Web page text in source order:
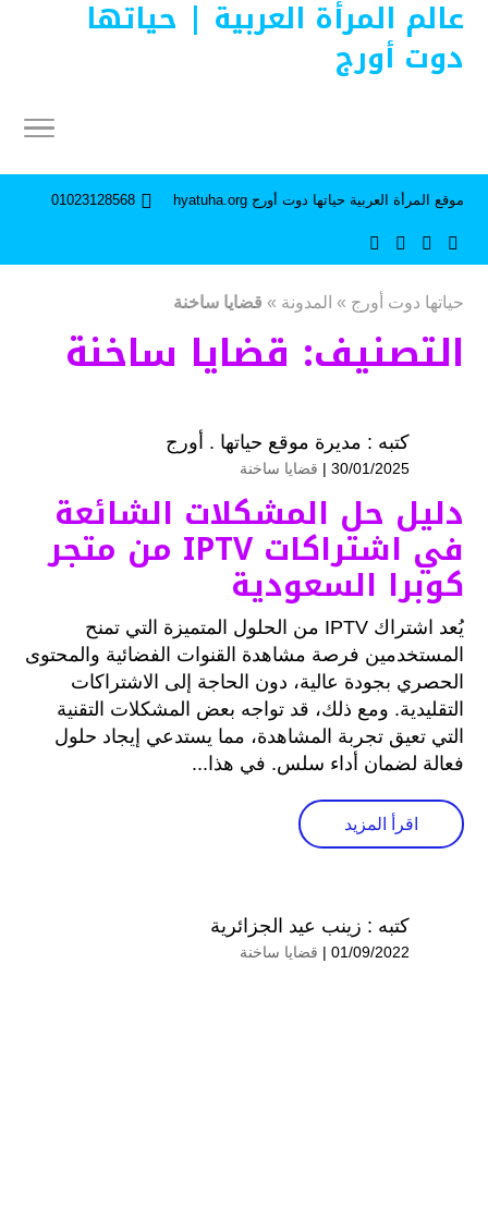
عالم المرأة العربية | حياتها
دوت أورج
موقع المرأة العربية حياتها دوت أورج hyatuha.org 01023128568
حياتها دوت أورج » المدونة » قضايا ساخنة
التصنيف: قضايا ساخنة
كتبه : مديرة موقع حياتها . أورج
30/01/2025 | قضايا ساخنة
دليل حل المشكلات الشائعة
في اشتراكات IPTV من متجر
كوبرا السعودية
يُعد اشتراك IPTV من الحلول المتميزة التي تمنح
المستخدمين فرصة مشاهدة القنوات الفضائية والمحتوى
الحصري بجودة عالية، دون الحاجة إلى الاشتراكات
التقليدية. ومع ذلك، قد تواجه بعض المشكلات التقنية
التي تعيق تجربة المشاهدة، مما يستدعي إيجاد حلول
فعالة لضمان أداء سلس. في هذا...
اقرأ المزيد
كتبه : زينب عيد الجزائرية
01/09/2022 | قضايا ساخنة